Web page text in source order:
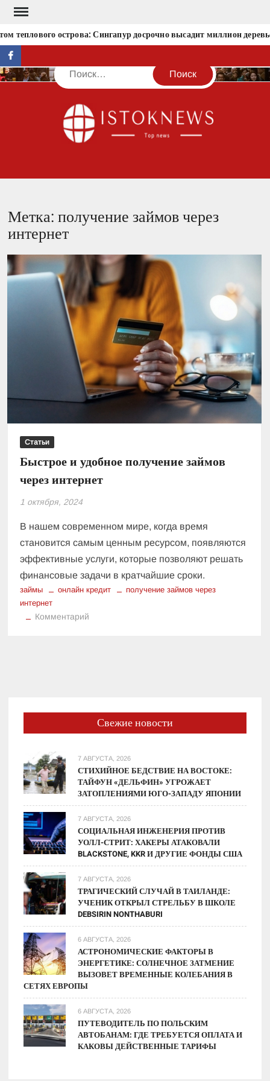
Перейти
содержимому
теплового острова: Сингапур досрочно высадит миллион
facebook
Поиск
Метка:получение займов через
интернет
Статьи
Быстрое и удобное получение займов
через интернет
1 октября, 2024
В нашем современном мире, когда время
становится самым ценным ресурсом, появляются
эффективные услуги, которые позволяют решать
финансовые задачи в кратчайшие сроки.
займы онлайн кредит
получение займов через
интернет
Комментарий
интернет
Свежие новости
7 АВГУСТА, 2026
СТИХИЙНОЕ БЕДСТВИЕ НА ВОСТОКЕ:
ТАЙФУН «ДЕЛЬФИН» УГРОЖАЕТ
ЗАТОПЛЕНИЯМИ ЮГО-ЗАПАДУ ЯПОНИИ
7 АВГУСТА, 2026
СОЦИАЛЬНАЯ ИНЖЕНЕРИЯ ПРОТИВ
УОЛЛ-СТРИТ: ХАКЕРЫ АТАКОВАЛИ
BLACKSTONE, KKR И ДРУГИЕ ФОНДЫ США
7 АВГУСТА, 2026
ТРАГИЧЕСКИЙ СЛУЧАЙ В ТАИЛАНДЕ:
УЧЕНИК ОТКРЫЛ СТРЕЛЬБУ В ШКОЛЕ
DEBSIRIN NONTHABURI
6 АВГУСТА, 2026
АСТРОНОМИЧЕСКИЕ ФАКТОРЫ В
ЭНЕРГЕТИКЕ: СОЛНЕЧНОЕ ЗАТМЕНИЕ
ВЫЗОВЕТ ВРЕМЕННЫЕ КОЛЕБАНИЯ В
СЕТЯХ ЕВРОПЫ
6 АВГУСТА, 2026
ПУТЕВОДИТЕЛЬ ПО ПОЛЬСКИМ
АВТОБАНАМ: ГДЕ ТРЕБУЕТСЯ ОПЛАТА И
КАКОВЫ ДЕЙСТВЕННЫЕ ТАРИФЫ